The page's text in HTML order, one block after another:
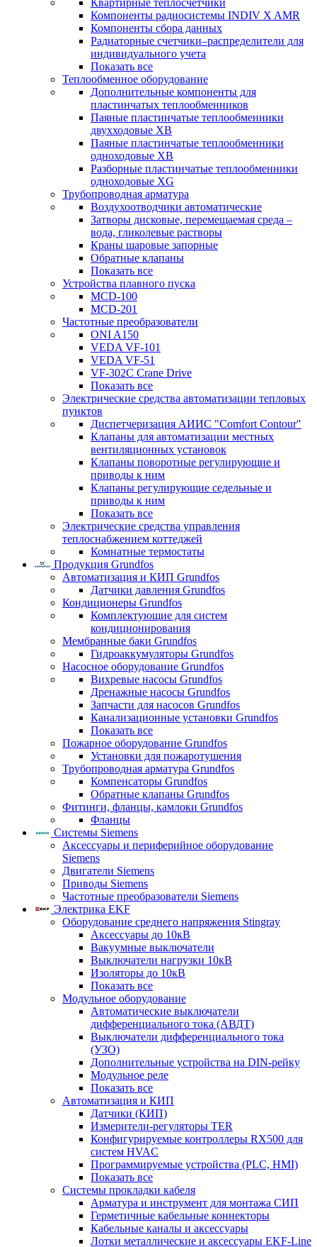
Квартирные теплосчетчики
Компоненты радиосистемы INDIV X AMR
Компоненты сбора данных
Радиаторные счетчики–распределители для
индивидуального учета
Показать все
Теплообменное оборудование
Дополнительные компоненты для
пластинчатых теплообменников
Паяные пластинчатые теплообменники
двухходовые XB
Паяные пластинчатые теплообменники
одноходовые ХВ
Разборные пластинчатые теплообменники
одноходовые ХG
Трубопроводная арматура
Воздухоотводчики автоматические
Затворы дисковые, перемещаемая среда –
вода, гликолевые растворы
Краны шаровые запорные
Обратные клапаны
Показать все
Устройства плавного пуска
MCD-100
MCD-201
Частотные преобразователи
ONI A150
VEDA VF-101
VEDA VF-51
VF-302C Crane Drive
Показать все
Электрические средства автоматизации тепловых
пунктов
Диспетчеризация АИИС "Comfort Contour"
Клапаны для автоматизации местных
вентиляционных установок
Клапаны поворотные регулирующие и
приводы к ним
Клапаны регулирующие седельные и
приводы к ним
Показать все
Электрические средства управления
теплоснабжением коттеджей
Комнатные термостаты
Продукция Grundfos
Автоматизация и КИП Grundfos
Датчики давления Grundfos
Кондиционеры Grundfos
Комплектующие для систем
кондиционирования
Мембранные баки Grundfos
Гидроаккумуляторы Grundfos
Насосное оборудование Grundfos
Вихревые насосы Grundfos
Дренажные насосы Grundfos
Запчасти для насосов Grundfos
Канализационные установки Grundfos
Показать все
Пожарное оборудование Grundfos
Установки для пожаротушения
Трубопроводная арматура Grundfos
Компенсаторы Grundfos
Обратные клапаны Grundfos
Фитинги, фланцы, камлоки Grundfos
Фланцы
Системы Siemens
Аксессуары и периферийное оборудование
Siemens
Двигатели Siemens
Приводы Siemens
Частотные преобразователи Siemens
Электрика EKF
Оборудование среднего напряжения Stingray
Аксессуары до 10кВ
Вакуумные выключатели
Выключатели нагрузки 10кВ
Изоляторы до 10кВ
Показать все
Модульное оборудование
Автоматические выключатели
дифференциального тока (АВДТ)
Выключатели дифференциального тока
(УЗО)
Дополнительные устройства на DIN-рейку
Модульное реле
Показать все
Автоматизация и КИП
Датчики (КИП)
Измерители-регуляторы TER
Конфигурируемые контроллеры RX500 для
систем HVAC
Программируемые устройства (PLC, HMI)
Показать все
Системы прокладки кабеля
Арматура и инструмент для монтажа СИП
Герметичные кабельные коннекторы
Кабельные каналы и аксессуары
Лотки металлические и аксессуары EKF-Line